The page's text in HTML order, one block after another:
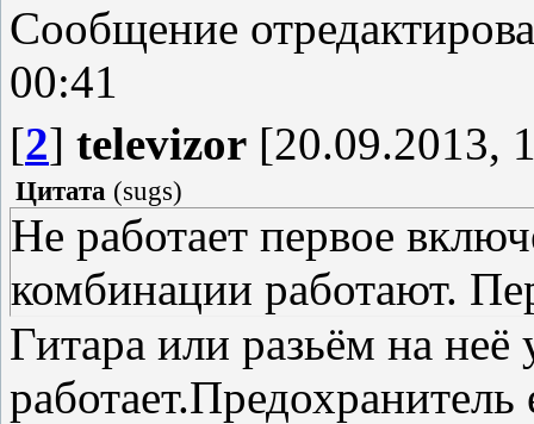
Сообщение
00:41
[2] televizor [20.09.2013,
Цитата (sugs)
Не работает первое
комбинации работают.
Гитара или разьём на неё